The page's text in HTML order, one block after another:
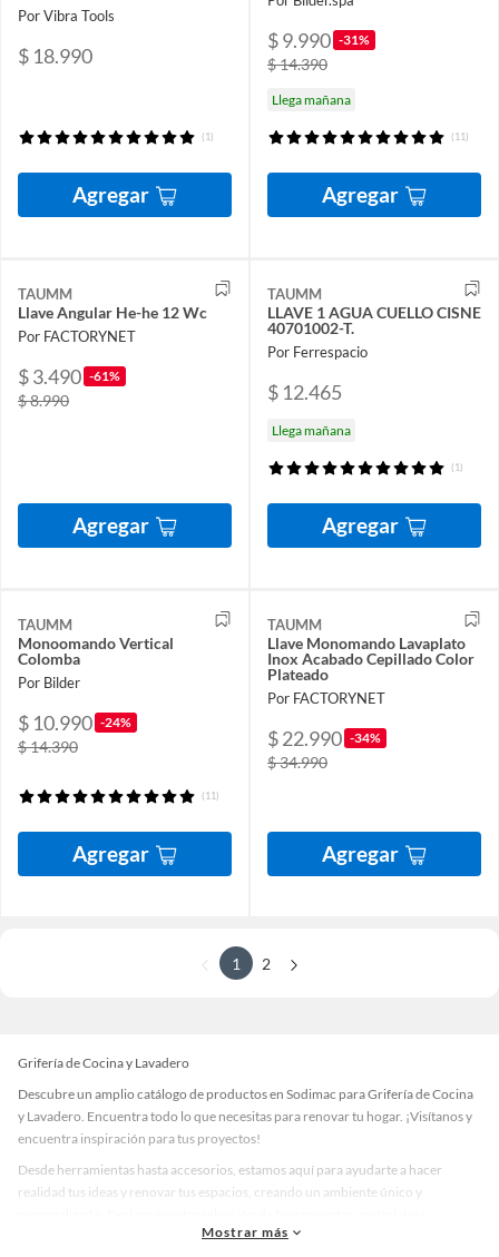
Por Vibra Tools
$ 18.990
(1)
Agregar
$ 9.990 -31%
$ 14.390
Llega mañana
(11)
Agregar
TAUMM
Llave Angular He-he 12 Wc
Por FACTORYNET
$ 3.490 -61%
$ 8.990
Agregar
TAUMM
LLAVE 1 AGUA CUELLO CISNE
40701002-T.
Por Ferrespacio
$ 12.465
Llega mañana
(1)
Agregar
TAUMM
Monoomando Vertical
Colomba
Por Bilder
$ 10.990 -24%
$ 14.390
(11)
Agregar
TAUMM
Llave Monomando Lavaplato
Inox Acabado Cepillado Color
Plateado
Por FACTORYNET
$ 22.990 -34%
$ 34.990
Agregar
1 2
Grifería de Cocina y Lavadero
Descubre un amplio catálogo de productos en Sodimac para Grifería de Cocina
y Lavadero. Encuentra todo lo que necesitas para renovar tu hogar. ¡Visítanos y
encuentra inspiración para tus proyectos!
Desde herramientas hasta accesorios, estamos aquí para ayudarte a hacer
realidad tus ideas y renovar tus espacios, creando un ambiente único y
accesorios de calidad que te ayudarán a crear un espacio más tú.
Mostrar más